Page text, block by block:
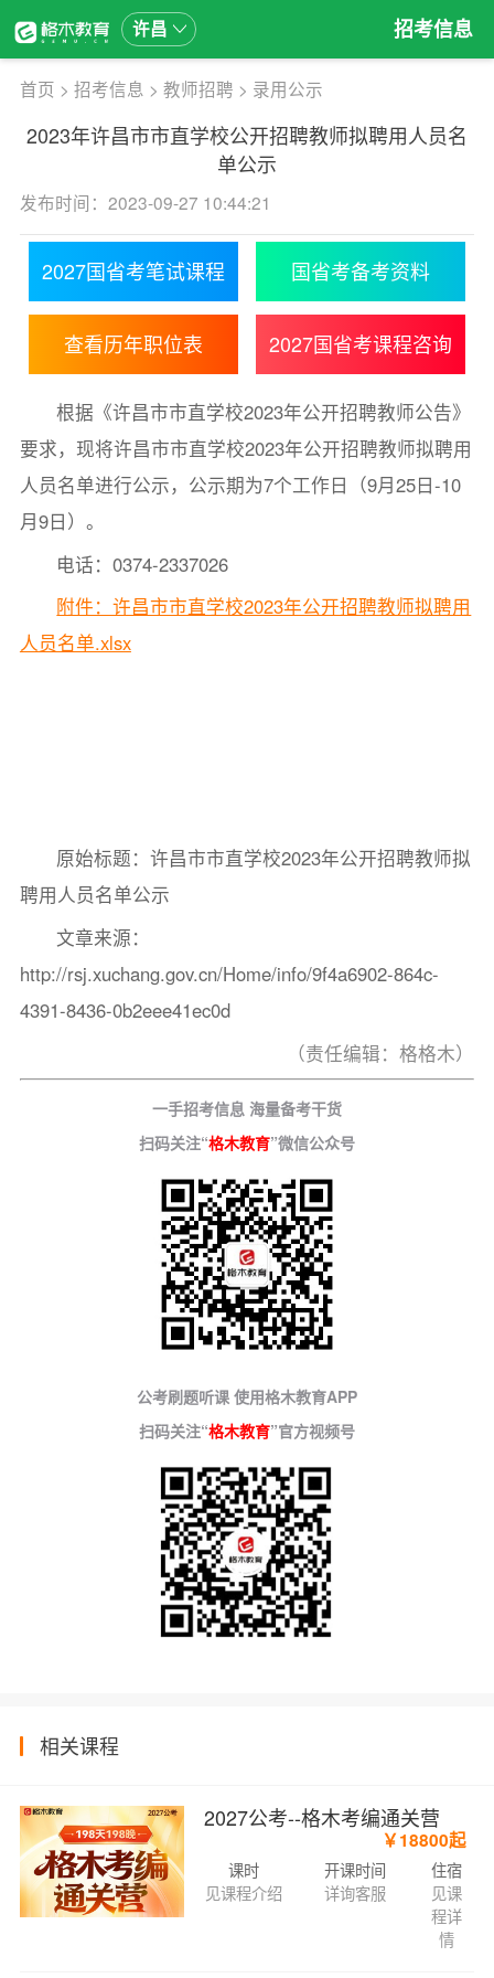
许昌 招考信息
首页 > 招考信息 > 教师招聘 > 录用公示
2023年许昌市市直学校公开招聘教师拟聘用人员名
单公示
发布时间：2023-09-27 10:44:21
2027国省考笔试课程 国省考备考资料
查看历年职位表 2027国省考课程咨询
根据《许昌市市直学校2023年公开招聘教师公告》
要求，现将许昌市市直学校2023年公开招聘教师拟聘用
人员名单进行公示，公示期为7个工作日（9月25日-10
月9日）。
电话：0374-2337026
附件：许昌市市直学校2023年公开招聘教师拟聘用
人员名单.xlsx
原始标题：许昌市市直学校2023年公开招聘教师拟
聘用人员名单公示
文章来源：
http://rsj.xuchang.gov.cn/Home/info/9f4a6902-864c-
4391-8436-0b2eee41ec0d
（责任编辑：格格木）
一手招考信息 海量备考干货
扫码关注“格木教育”微信公众号
公考刷题听课 使用格木教育APP
扫码关注“格木教育”官方视频号
相关课程
2027公考--格木考编通关营
￥18800起
课时
见课程介绍
开课时间
详询客服
住宿
见课
程详
情